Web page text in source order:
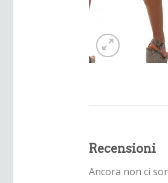
Recensioni
Ancora non ci